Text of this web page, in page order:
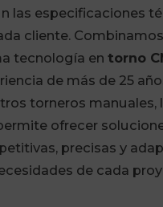
las especificaciones
cliente.
tecnología en torno
de más de 25
torneros manuales,
ofrecer
precisas y
de cada